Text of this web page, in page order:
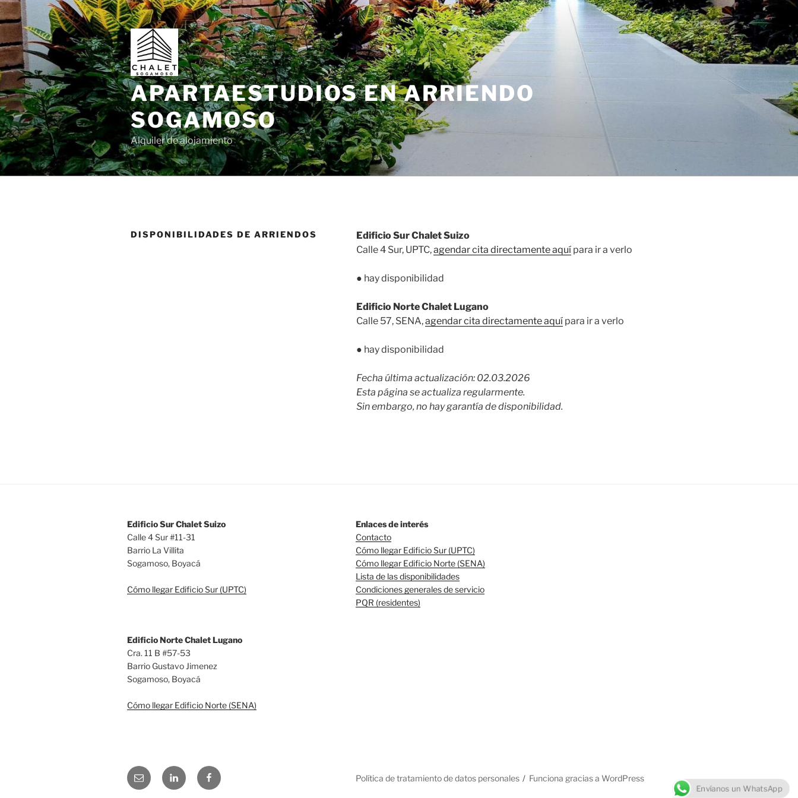
Saltar
al
contenido
APARTAESTUDIOS EN ARRIENDO
SOGAMOSO
Alquiler de alojamiento
DISPONIBILIDADES DE ARRIENDOS
Edificio Sur Chalet Suizo
Calle 4 Sur, UPTC,agendar cita directamente aquípara ir a verlo
● hay disponibilidad
Edificio Norte Chalet Lugano
Calle 57, SENA,agendar cita directamente aquípara ir a verlo
● hay disponibilidad
Fecha última actualización: 02.03.2026
Esta página se actualiza regularmente.
Sin embargo, no hay garantía de disponibilidad.
Edificio Sur Chalet Suizo
Calle 4 Sur #11-31
Barrio La Villita
Sogamoso, Boyacá
Cómo llegar Edificio Sur (UPTC)
Edificio Norte Chalet Lugano
Cra. 11 B #57-53
Barrio Gustavo Jimenez
Sogamoso, Boyacá
Cómo llegar Edificio Norte (SENA)
Enlaces de interés
Contacto
Cómo llegar Edificio Sur (UPTC)
Cómo llegar Edificio Norte (SENA)
Lista de las disponibilidades
Condiciones generales de servicio
PQR (residentes)
Correo LinkedIn Facebook Política de tratamiento de datos personales Funciona gracias a WordPress
Envíanos un WhatsApp